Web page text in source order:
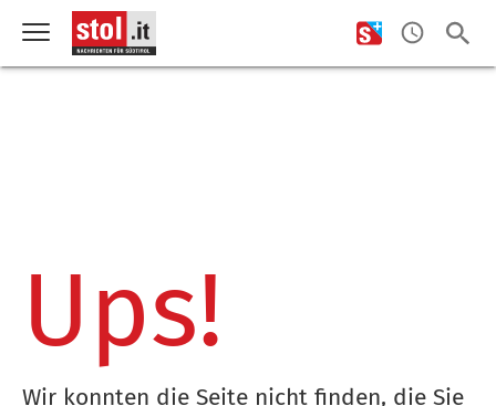
Ups!
Wir konnten die Seite nicht finden, die Sie